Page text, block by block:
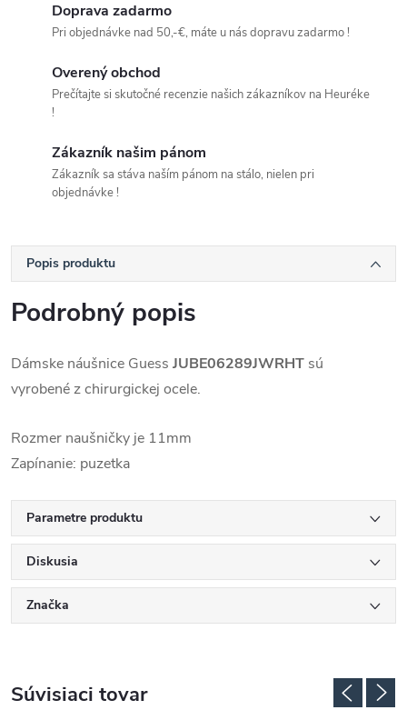
Doprava zadarmo
Pri objednávke nad 50,-€, máte u nás dopravu zadarmo !
Overený obchod
Prečítajte si skutočné recenzie našich zákazníkov na Heuréke
!
Zákazník našim pánom
Zákazník sa stáva naším pánom na stálo, nielen pri
objednávke !
Popis produktu
Podrobný popis
Dámske náušnice Guess JUBE06289JWRHT sú
vyrobenéz chirurgickej ocele.
Rozmer naušničky je 11mm
Zapínanie: puzetka
Parametre produktu
Diskusia
Značka
Súvisiaci tovar